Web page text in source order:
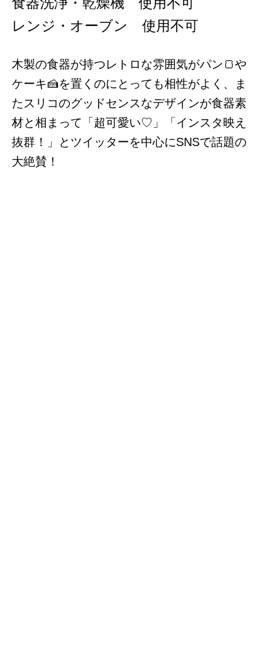
レンジ・オーブン 使用不可
木製の食器が持つレトロな雰囲気がパン🍞や
ケーキ🍰を置くのにとっても相性がよく、ま
たスリコのグッドセンスなデザインが食器素
材と相まって「超可愛い♡」「インスタ映え
抜群！」
とツイッターを中心にSNSで話題の
大絶賛！